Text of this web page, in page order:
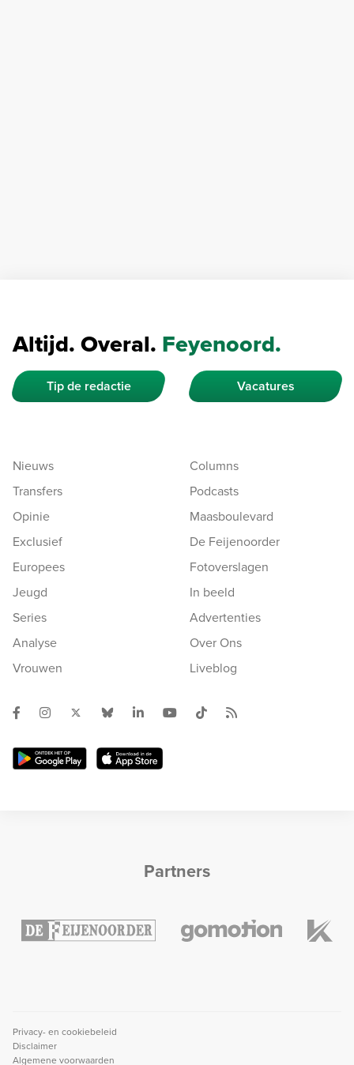
Altijd. Overal. Feyenoord.
Tip de redactie Vacatures
Nieuws
Transfers
Opinie
Exclusief
Europees
Jeugd
Series
Analyse
Vrouwen
Columns
Podcasts
Maasboulevard
De Feijenoorder
Fotoverslagen
In beeld
Advertenties
Over Ons
Liveblog
Partners
Privacy- en cookiebeleid
Disclaimer
Algemene voorwaarden